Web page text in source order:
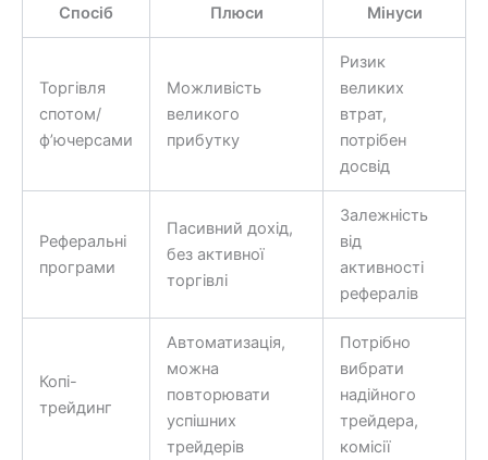
Спосіб
Плюси Мінуси
Торгівля
спотом/
ф’ючерсами
Можливість
великого
прибутку
Ризик
великих
втрат,
потрібен
досвід
Реферальні
програми
Пасивний дохід,
без активної
торгівлі
Залежність
від
активності
рефералів
Копі-
трейдинг
Автоматизація,
можна
повторювати
успішних
трейдерів
Потрібно
вибрати
надійного
трейдера,
комісії